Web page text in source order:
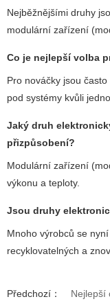
Nejběžnějšími druhy
modulární zařízení
Co je nejlepší volba
Pro nováčky jsou
pod systémy kvůli
Jaký druh
přizpůsobení?
Modulární zařízení
výkonu a teploty.
Jsou druhy
Mnoho výrobců se
recyklovatelných a
Předchozí：
Nejlepší